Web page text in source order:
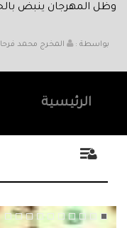
وظل المهرجان ينبض
بواسطة :
المخرج محمد
الرئيسية